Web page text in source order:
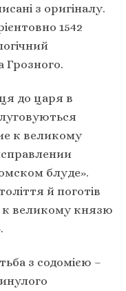
з оригіналу.
1542
Грозного.
до царя в
к великому
блуде».
й поготів
к великому князю
з содомією –